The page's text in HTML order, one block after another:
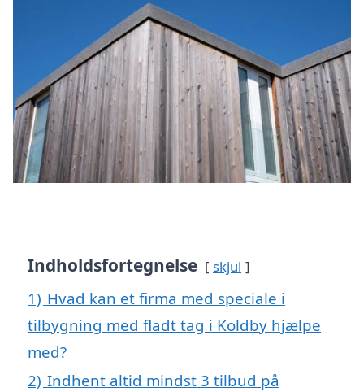
Indholdsfortegnelse skjul
1) Hvad kan et firma med speciale i
tilbygning med fladt tag i Koldby hjælpe
med?
2) Indhent altid mindst 3 tilbud på